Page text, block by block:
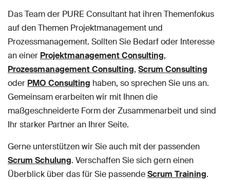
Das Team der PURE Consultant hat ihren Themenfokus
auf den Themen Projektmanagement und
Prozessmanagement. Sollten Sie Bedarf oder Interesse
an einer Projektmanagement Consulting,
Prozessmanagement Consulting, Scrum Consulting
oder PMO Consulting haben, so sprechen Sie uns an.
Gemeinsam erarbeiten wir mit Ihnen die
maßgeschneiderte Form der Zusammenarbeit und sind
Ihr starker Partner an Ihrer Seite.
Gerne unterstützen wir Sie auch mit der passenden
Scrum Schulung. Verschaffen Sie sich gern einen
Überblick über das für Sie passendeScrum Training.